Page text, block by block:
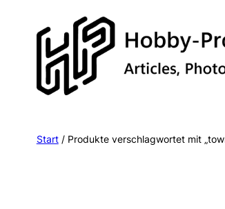
Inhalt
springen
Start/ Produkte verschlagwortet mit